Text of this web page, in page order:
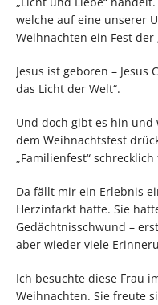
welche auf eine unserer
Weihnachten ein Fest der
Jesus ist geboren –
das Licht der Welt“.
Und doch gibt es hin
dem Weihnachtsfest
„Familienfest“
Da fällt mir ein Erlebnis
Herzinfarkt hatte. Sie
Gedächtnisschwund –
aber wieder viele
Ich besuchte diese Frau
Weihnachten. Sie freute